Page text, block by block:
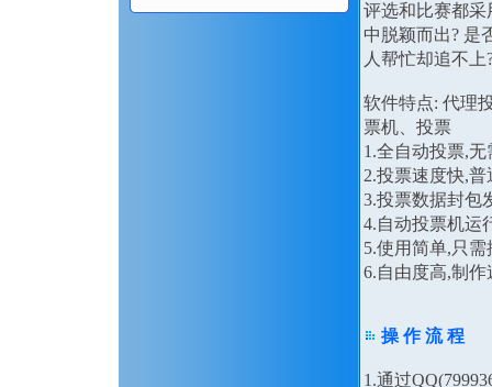
评选和比赛都
中脱颖而出? 是
人帮忙却追不上
软件特点: 代理
票机、投票
1.全自动投票,
2.投票速度快,
3.投票数据封包
4.自动投票机运
5.使用简单,只
6.自由度高,制
操 作 流 程
1.通过